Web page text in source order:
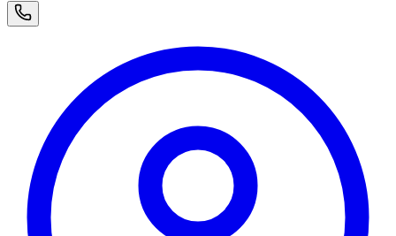
Téléphone et horaires d'ouverture